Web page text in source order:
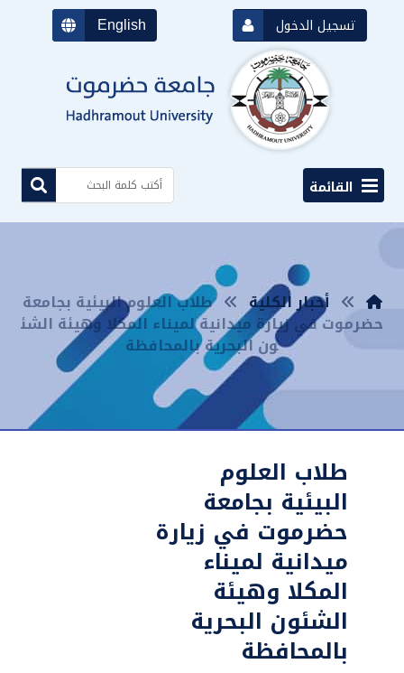
English تسجيل الدخول
القائمة
أخبار الكلية طلاب العلوم البيئية بجامعة
حضرموت في زيارة ميدانية لميناء المكلا وهيئة الشئ
ون البحرية بالمحافظة
طلاب العلوم
البيئية بجامعة
حضرموت في زيارة
ميدانية لميناء
المكلا وهيئة
الشئون البحرية
بالمحافظة